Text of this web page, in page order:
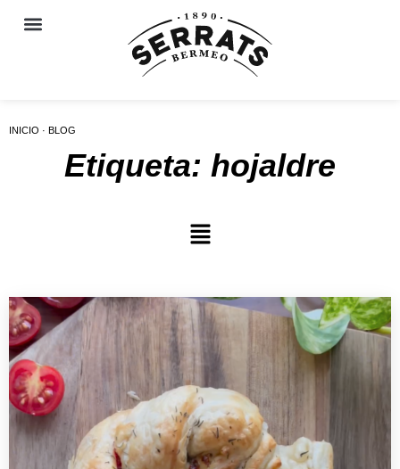
INICIO · BLOG
Etiqueta: hojaldre